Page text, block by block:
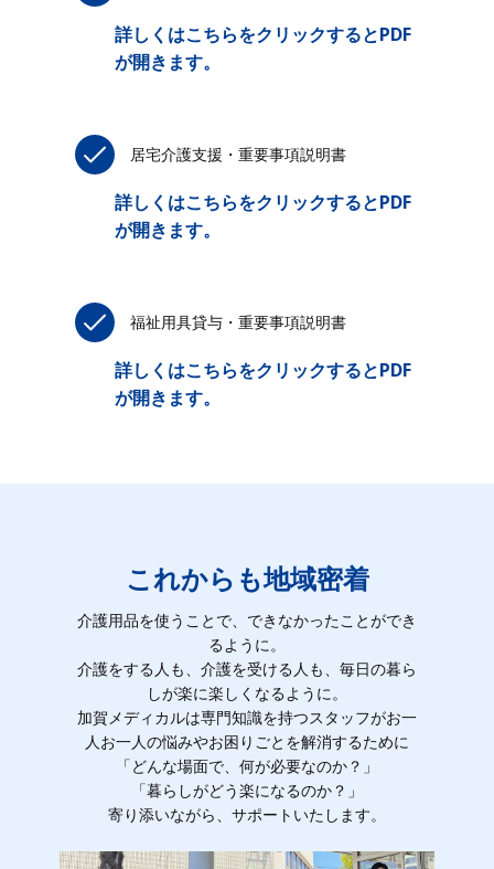
詳しくはこちらをクリックするとPDF
が開きます。
居宅介護支援・重要事項説明書
詳しくはこちらをクリックするとPDF
が開きます。
福祉用具貸与・重要事項説明書
詳しくはこちらをクリックするとPDF
が開きます。
これからも地域密着
介護用品を使うことで、できなかったことができ
るように。
介護をする人も、介護を受ける人も、毎日の暮ら
しが楽に楽しくなるように。
加賀メディカルは専門知識を持つスタッフがお一
人お一人の悩みやお困りごとを解消するために
「どんな場面で、何が必要なのか？」
「暮らしがどう楽になるのか？」
寄り添いながら、サポートいたします。